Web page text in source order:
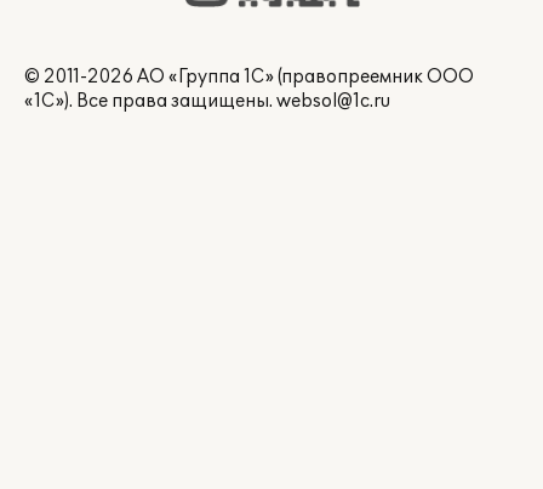
© 2011-2026 АО «Группа 1С» (правопреемник ООО
«1С»). Все права защищены. websol@1c.ru